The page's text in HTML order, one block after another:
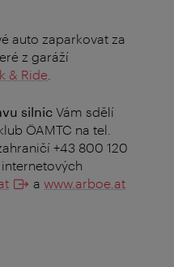
auto zaparkovat za
z garáží
& Ride
silnic Vám sdělí
ÖAMTC na tel.
+43 800 120
a www.arboe.at